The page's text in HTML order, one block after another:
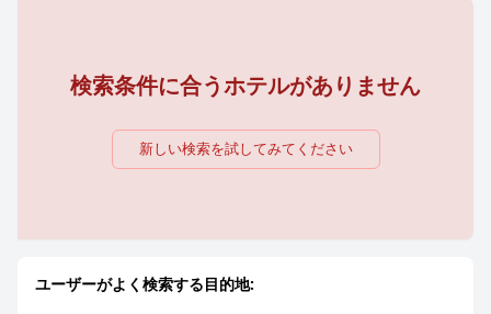
検索条件に合うホテルがありません
新しい検索を試してみてください
ユーザーがよく検索する目的地: